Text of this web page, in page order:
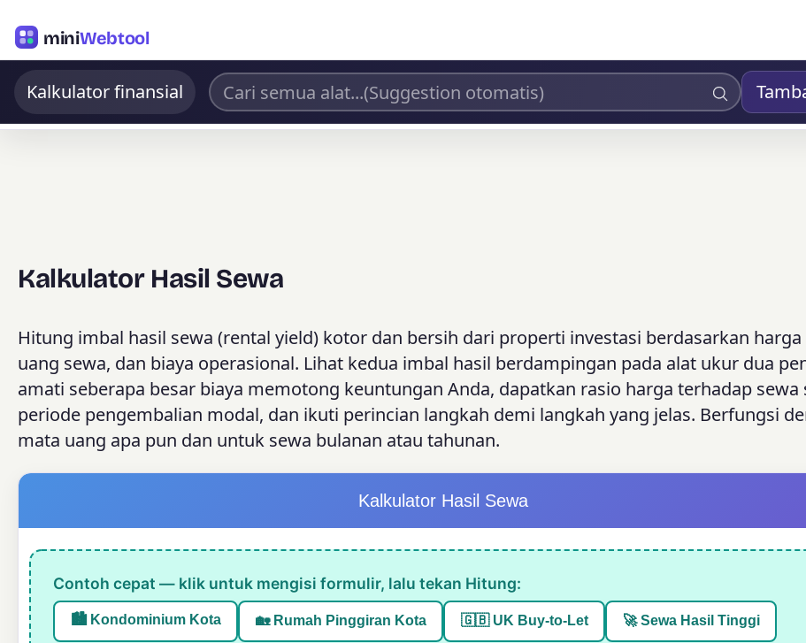
miniWebtool
Kalkulator finansial
Kalkulator Hasil Sewa
Hitung imbal hasil sewa (rental yield) kotor dan bersih dari properti investasi berdasarkan harga
uang sewa, dan biaya operasional. Lihat kedua imbal hasil berdampingan pada alat ukur dua
amati seberapa besar biaya memotong keuntungan Anda, dapatkan rasio harga terhadap sewa
periode pengembalian modal, dan ikuti perincian langkah demi langkah yang jelas. Berfungsi
mata uang apa pun dan untuk sewa bulanan atau tahunan.
Kalkulator Hasil Sewa
Contoh cepat — klik untuk mengisi formulir, lalu tekan Hitung:
🏙️ Kondominium Kota 🏡 Rumah Pinggiran Kota 🇬🇧 UK Buy-to-Let 🚀 Sewa Hasil Tinggi